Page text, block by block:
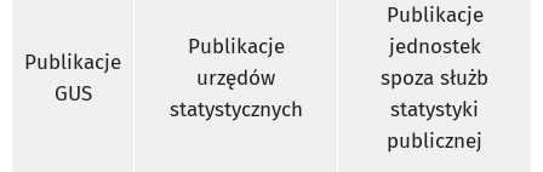
Publikacje
GUS
Publikacje
urzędów
statystycznych
Publikacje
jednostek
spoza służb
statystyki
publicznej